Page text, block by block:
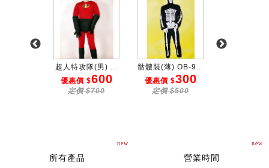
超人特攻隊(男) ...
優惠價 $600
定價 $700
骷髏裝(薄) OB-9...
優惠價 $300
定價 $500
new
所有產品
new
營業時間